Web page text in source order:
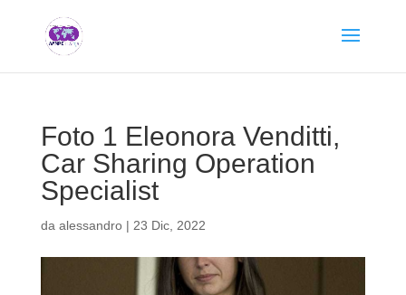
Foto 1 Eleonora Venditti,
Car Sharing Operation
Specialist
da alessandro| 23 Dic, 2022